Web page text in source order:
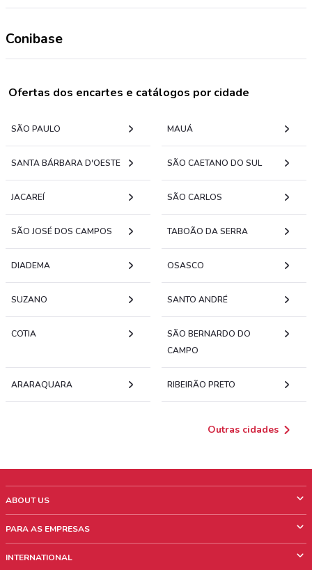
Conibase
Ofertas dos encartes e catálogos por cidade
SÃO PAULO MAUÁ
SANTA BÁRBARA D'OESTE SÃO CAETANO DO SUL
JACAREÍ SÃO CARLOS
SÃO JOSÉ DOS CAMPOS TABOÃO DA SERRA
DIADEMA OSASCO
SUZANO SANTO ANDRÉ
COTIA
SÃO BERNARDO DO
CAMPO
ARARAQUARA RIBEIRÃO PRETO
Outras cidades
ABOUT US
Quem Somos
PARA AS EMPRESAS
INTERNATIONAL